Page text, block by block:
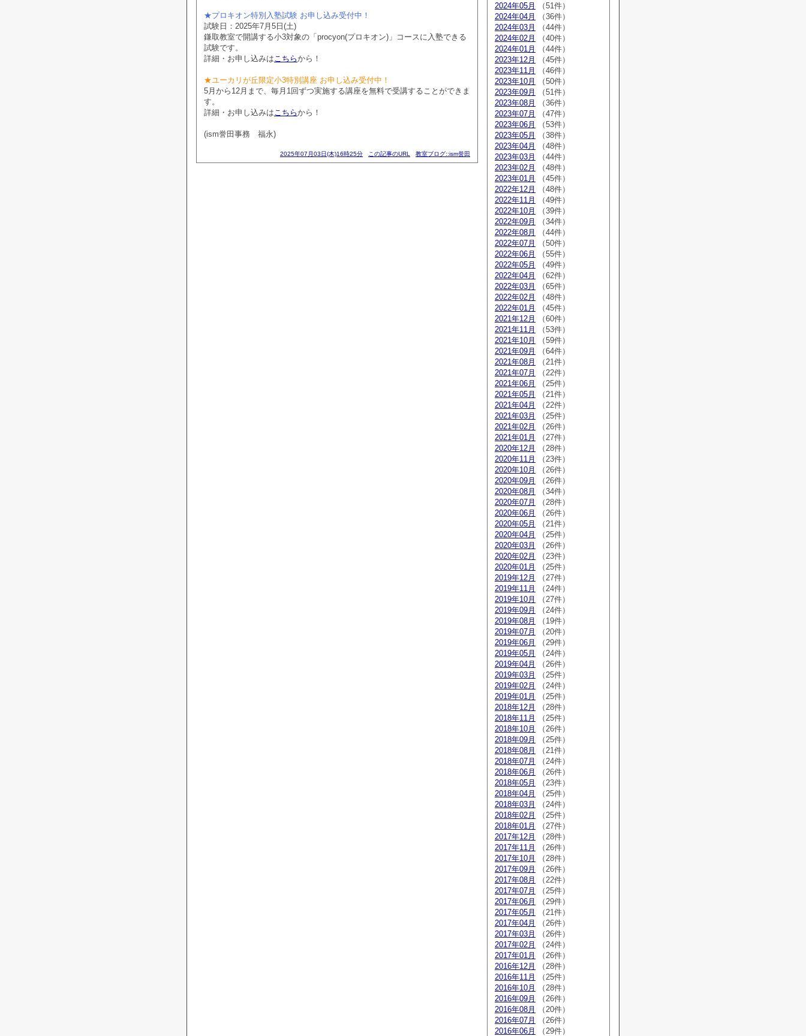
★プロキオン特別入塾試験 お申し込み受付中！
試験日：2025年7月5日(土)
鎌取教室で開講する小3対象の「procyon(プロキオン)」コースに入塾できる
試験です。
詳細・お申し込みはこちらから！
★ユーカリが丘限定小3特別講座 お申し込み受付中！
5月から12月まで、毎月1回ずつ実施する講座を無料で受講することができま
す。
詳細・お申し込みはこちらから！
(ism誉田事務 福永)
2025年07月03日(木)16時25分 この記事のURL 教室ブログ::ism誉田
2024年05月
（51件）
2024年04月
（36件）
2024年03月
（44件）
2024年02月
（40件）
2024年01月
（44件）
2023年12月
（45件）
2023年11月
（46件）
2023年10月
（50件）
2023年09月
（51件）
2023年08月
（36件）
2023年07月
（47件）
2023年06月
（53件）
2023年05月
（38件）
2023年04月
（48件）
2023年03月
（44件）
2023年02月
（48件）
2023年01月
（45件）
2022年12月
（48件）
2022年11月
（49件）
2022年10月
（39件）
2022年09月
（34件）
2022年08月
（44件）
2022年07月
（50件）
2022年06月
（55件）
2022年05月
（49件）
2022年04月
（62件）
2022年03月
（65件）
2022年02月
（48件）
2022年01月
（45件）
2021年12月
（60件）
2021年11月
（53件）
2021年10月
（59件）
2021年09月
（64件）
2021年08月
（21件）
2021年07月
（22件）
2021年06月
（25件）
2021年05月
（21件）
2021年04月
（22件）
2021年03月
（25件）
2021年02月
（26件）
2021年01月
（27件）
2020年12月
（28件）
2020年11月
（23件）
2020年10月
（26件）
2020年09月
（26件）
2020年08月
（34件）
2020年07月
（28件）
2020年06月
（26件）
2020年05月
（21件）
2020年04月
（25件）
2020年03月
（26件）
2020年02月
（23件）
2020年01月
（25件）
2019年12月
（27件）
2019年11月
（24件）
2019年10月
（27件）
2019年09月
（24件）
2019年08月
（19件）
2019年07月
（20件）
2019年06月
（29件）
2019年05月
（24件）
2019年04月
（26件）
2019年03月
（25件）
2019年02月
（24件）
2019年01月
（25件）
2018年12月
（28件）
2018年11月
（25件）
2018年10月
（26件）
2018年09月
（25件）
2018年08月
（21件）
2018年07月
（24件）
2018年06月
（26件）
2018年05月
（23件）
2018年04月
（25件）
2018年03月
（24件）
2018年02月
（25件）
2018年01月
（27件）
2017年12月
（28件）
2017年11月
（26件）
2017年10月
（28件）
2017年09月
（26件）
2017年08月
（22件）
2017年07月
（25件）
2017年06月
（29件）
2017年05月
（21件）
2017年04月
（26件）
2017年03月
（26件）
2017年02月
（24件）
2017年01月
（26件）
2016年12月
（28件）
2016年11月
（25件）
2016年10月
（28件）
2016年09月
（26件）
2016年08月
（20件）
2016年07月
（26件）
2016年06月
（29件）